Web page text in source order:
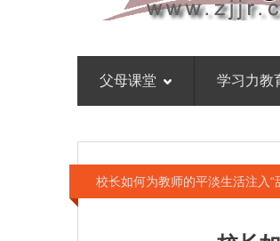
父母课堂 学习力教
校长如何为教师的平淡生活注入“